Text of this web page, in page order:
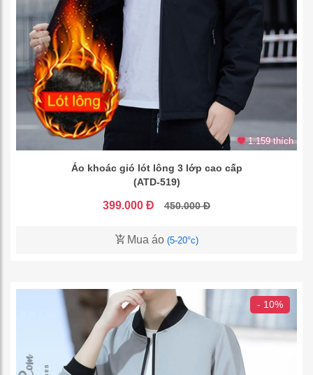
1.159 thích
Áo khoác gió lót lông 3 lớp cao cấp
(ATD-519)
399.000 Đ 450.000 Đ
Mua áo (5-20°c)
- 10%